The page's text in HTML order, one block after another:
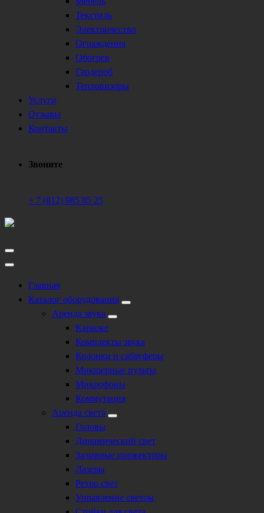
Текстиль
Электричество
Ограждения
Обогрев
Гардероб
Тепловизоры
Услуги
Отзывы
Контакты
Звоните
+ 7 (812) 985 85 25
Техническое обеспечение мероприятий
Главная
Каталог оборудования
Аренда звука
Караоке
Комплекты звука
Колонки и сабвуферы
Микшерные пульты
Микрофоны
Коммутация
Аренда света
Головы
Динамический свет
Заливные прожекторы
Лазеры
Ретро свет
Управление светом